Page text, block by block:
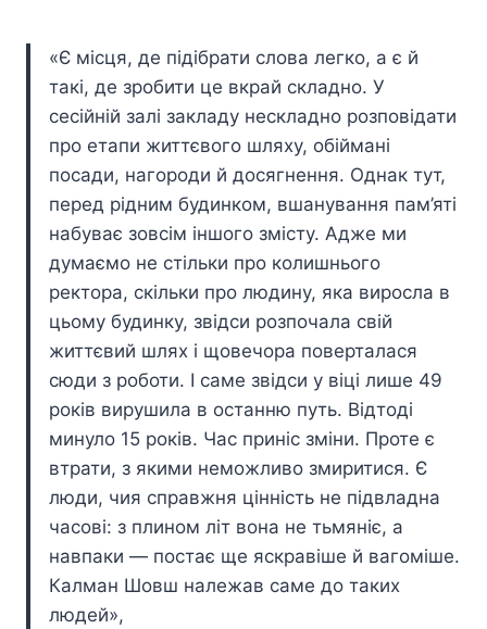
«Є місця, де підібрати слова легко, а є й
такі, де зробити це вкрай складно. У
сесійній залі закладу нескладно розповідати
про етапи життєвого шляху, обіймані
посади, нагороди й досягнення. Однак тут,
перед рідним будинком, вшанування пам’яті
набуває зовсім іншого змісту. Адже ми
думаємо не стільки про колишнього
ректора, скільки про людину, яка виросла в
цьому будинку, звідси розпочала свій
життєвий шлях і щовечора поверталася
сюди з роботи. І саме звідси у віці лише 49
років вирушила в останню путь. Відтоді
минуло 15 років. Час приніс зміни. Проте є
втрати, з якими неможливо змиритися. Є
люди, чия справжня цінність не підвладна
часові: з плином літ вона не тьмяніє, а
навпаки — постає ще яскравіше й вагоміше.
Калман Шовш належав саме до таких
людей»,